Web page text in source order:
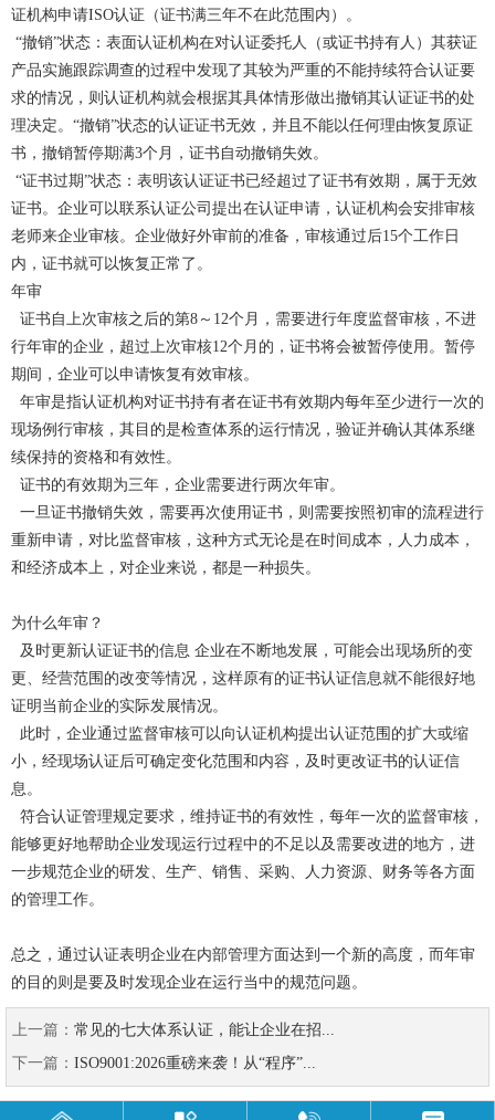
证机构申请ISO认证（证书满三年不在此范围内）。
“撤销”状态：表面认证机构在对认证委托人（或证书持有人）其获证
产品实施跟踪调查的过程中发现了其较为严重的不能持续符合认证要
求的情况，则认证机构就会根据其具体情形做出撤销其认证证书的处
理决定。“撤销”状态的认证证书无效，并且不能以任何理由恢复原证
书，撤销暂停期满3个月，证书自动撤销失效。
“证书过期”状态：表明该认证证书已经超过了证书有效期，属于无效
证书。企业可以联系认证公司提出在认证申请，认证机构会安排审核
老师来企业审核。企业做好外审前的准备，审核通过后15个工作日
内，证书就可以恢复正常了。
年审
证书自上次审核之后的第8～12个月，需要进行年度监督审核，不进
行年审的企业，超过上次审核12个月的，证书将会被暂停使用。暂停
期间，企业可以申请恢复有效审核。
年审是指认证机构对证书持有者在证书有效期内每年至少进行一次的
现场例行审核，其目的是检查体系的运行情况，验证并确认其体系继
续保持的资格和有效性。
证书的有效期为三年，企业需要进行两次年审。
一旦证书撤销失效，需要再次使用证书，则需要按照初审的流程进行
重新申请，对比监督审核，这种方式无论是在时间成本，人力成本，
和经济成本上，对企业来说，都是一种损失。
为什么年审？
及时更新认证证书的信息 企业在不断地发展，可能会出现场所的变
更、经营范围的改变等情况，这样原有的证书认证信息就不能很好地
证明当前企业的实际发展情况。
此时，企业通过监督审核可以向认证机构提出认证范围的扩大或缩
小，经现场认证后可确定变化范围和内容，及时更改证书的认证信
息。
符合认证管理规定要求，维持证书的有效性，每年一次的监督审核，
能够更好地帮助企业发现运行过程中的不足以及需要改进的地方，进
一步规范企业的研发、生产、销售、采购、人力资源、财务等各方面
的管理工作。
总之，通过认证表明企业在内部管理方面达到一个新的高度，而年审
的目的则是要及时发现企业在运行当中的规范问题。
上一篇： 常见的七大体系认证，能让企业在招...
下一篇： ISO9001:2026重磅来袭！从“程序”...